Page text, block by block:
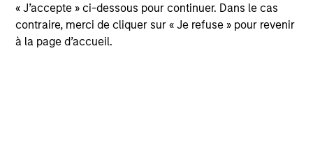
« J’accepte » ci-dessous pour continuer. Dans le cas
contraire, merci de cliquer sur « Je refuse » pour revenir
à la page d’accueil.
All investing involves risks, including a loss of principal.
Please refer to the strategy detail page for important